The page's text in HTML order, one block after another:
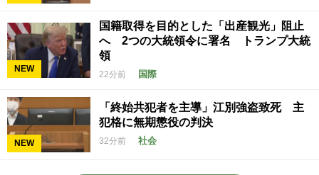
NEW
国籍取得を目的とした「出産観光」阻止
へ 2つの大統領令に署名 トランプ大統
領
22分前 国際
NEW
「終始共犯者を主導」江別強盗致死 主
犯格に無期懲役の判決
32分前 社会